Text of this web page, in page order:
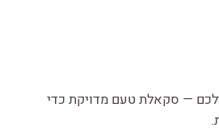
— סקאלת טעם מדויקת כדי